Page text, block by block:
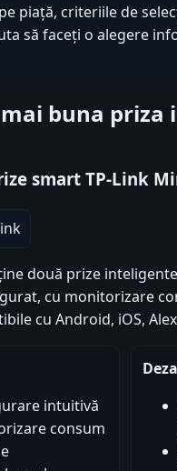
piață, criteriile de
să faceți o alegere
buna priza
smart TP-Link
două prize inteligente
cu monitorizare
cu Android, iOS,
intuitivă
consum